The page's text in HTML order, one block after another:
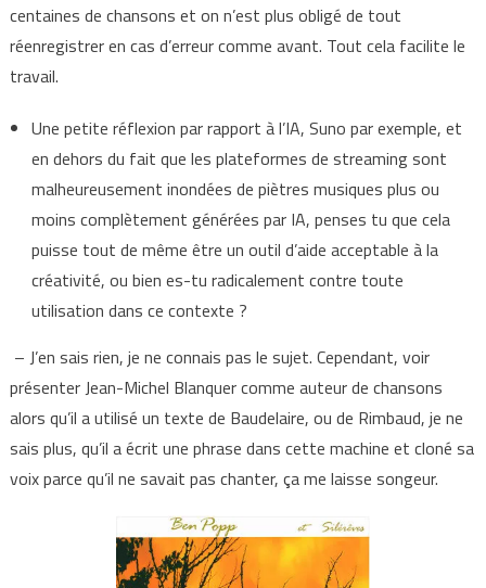
centaines de chansons et on n’est plus obligé de tout
réenregistrer en cas d’erreur comme avant. Tout cela facilite le
travail.
Une petite réflexion par rapport à l’IA, Suno par exemple, et
en dehors du fait que les plateformes de streaming sont
malheureusement inondées de piètres musiques plus ou
moins complètement générées par IA, penses tu que cela
puisse tout de même être un outil d’aide acceptable à la
créativité, ou bien es-tu radicalement contre toute
utilisation dans ce contexte ?
– J’en sais rien, je ne connais pas le sujet. Cependant, voir
présenter Jean-Michel Blanquer comme auteur de chansons
alors qu’il a utilisé un texte de Baudelaire, ou de Rimbaud, je ne
sais plus, qu’il a écrit une phrase dans cette machine et cloné sa
voix parce qu’il ne savait pas chanter, ça me laisse songeur.